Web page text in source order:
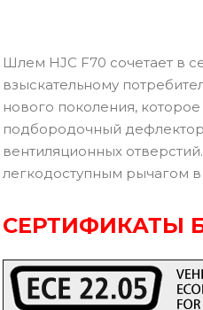
Шлем HJC F70 сочетает в
взыскательному
нового поколения,
подбородочный
вентиляционных
легкодоступным рычагом
СЕРТИФИКАТЫ